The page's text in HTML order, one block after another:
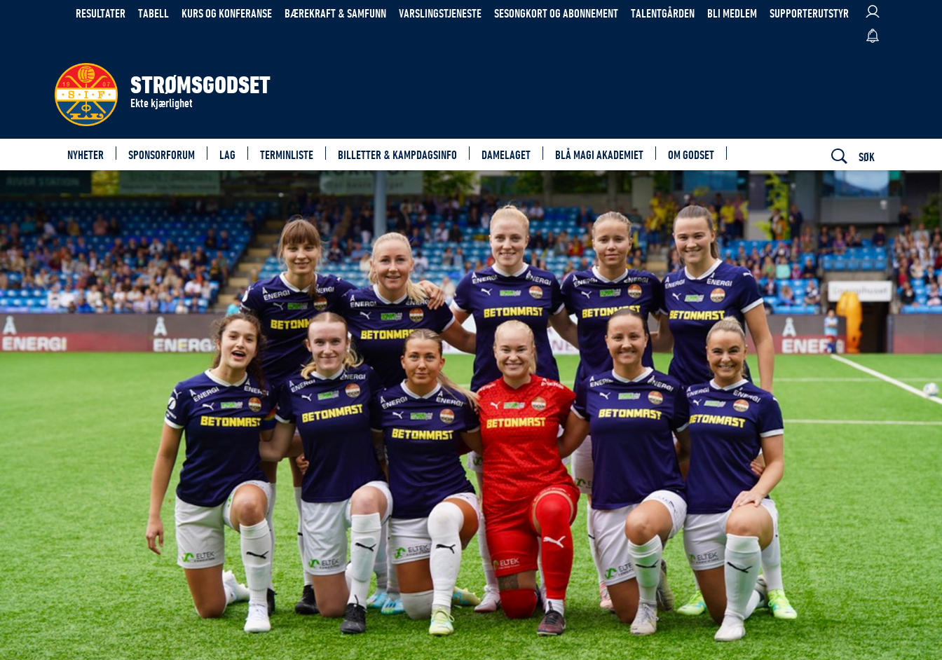
RESULTATER TABELL KURS OG KONFERANSE BÆREKRAFT & SAMFUNN VARSLINGSTJENESTE SESONGKORT OG ABONNEMENT TALENTGÅRDEN BLI MEDLEM SUPPORTERUTSTYR
STRØMSGODSET
Ekte kjærlighet
NYHETER SPONSORFORUM LAG TERMINLISTE BILLETTER & KAMPDAGSINFO DAMELAGET BLÅ MAGI AKADEMIET OM GODSET SØK